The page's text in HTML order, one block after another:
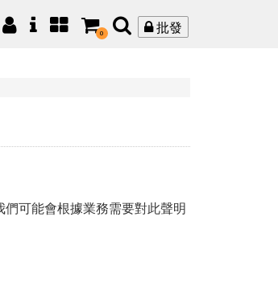
0 批發
可能會根據業務需要對此聲明